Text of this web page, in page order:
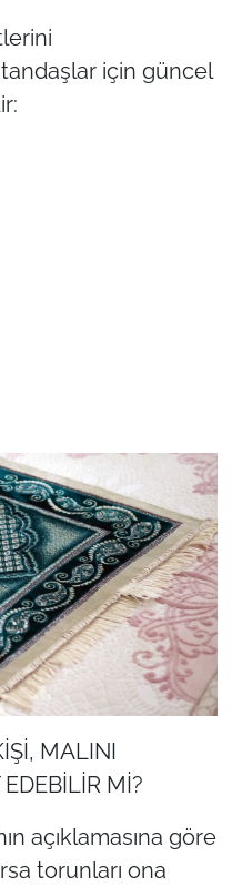
için güncel
MALINI
Mİ?
açıklamasına göre
torunları ona